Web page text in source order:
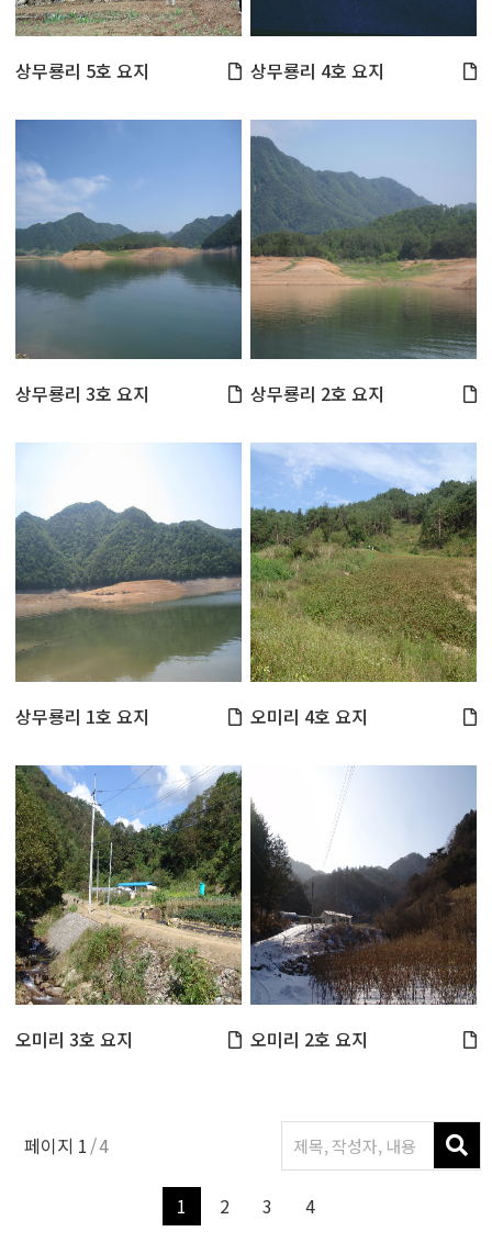
상무룡리 5호 요지 상무룡리 4호 요지
상무룡리 3호 요지 상무룡리 2호 요지
상무룡리 1호 요지 오미리 4호 요지
오미리 3호 요지 오미리 2호 요지
페이지 1 4
1 2 3 4